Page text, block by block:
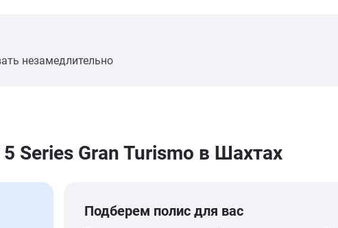
незамедлительно
Gran Turismo в Шахтах
Подберем полис для вас